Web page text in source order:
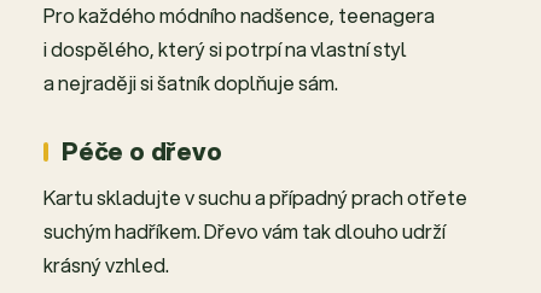
Pro každého módního nadšence, teenagera
i dospělého, který si potrpí na vlastní styl
a nejraději si šatník doplňuje sám.
Péče o dřevo
Kartu skladujte v suchu a případný prach otřete
suchým hadříkem. Dřevo vám tak dlouho udrží
krásný vzhled.